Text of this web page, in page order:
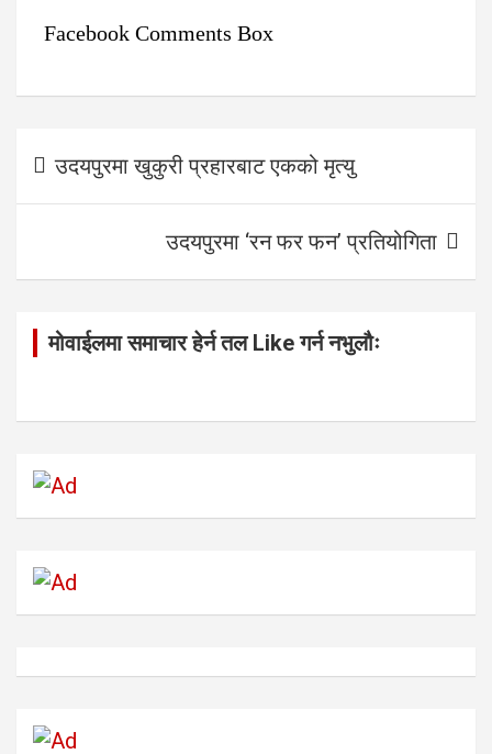
Facebook Comments Box
navigation
उदयपुरमा खुकुरी प्रहारबाट एकको मृत्यु
उदयपुरमा ‘रन फर फन’ प्रतियोगिता
मोवाईलमा समाचार हेर्न तल Like गर्न नभुलौः